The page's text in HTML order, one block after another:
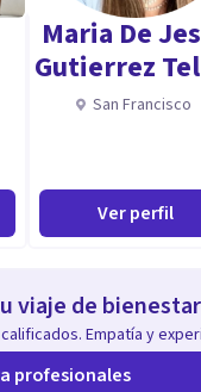
Maria De
Gutierrez
San Francisco
Ver perfil
viaje de bienestar
Empatía y
profesionales